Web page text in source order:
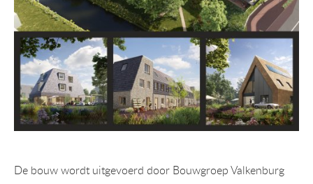
De bouw wordt uitgevoerd door Bouwgroep Valkenburg